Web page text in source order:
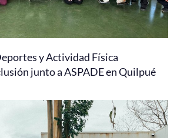
y Actividad Física
junto a ASPADE en Quilpué